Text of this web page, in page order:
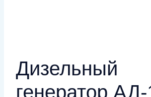
Дизельный
генератор